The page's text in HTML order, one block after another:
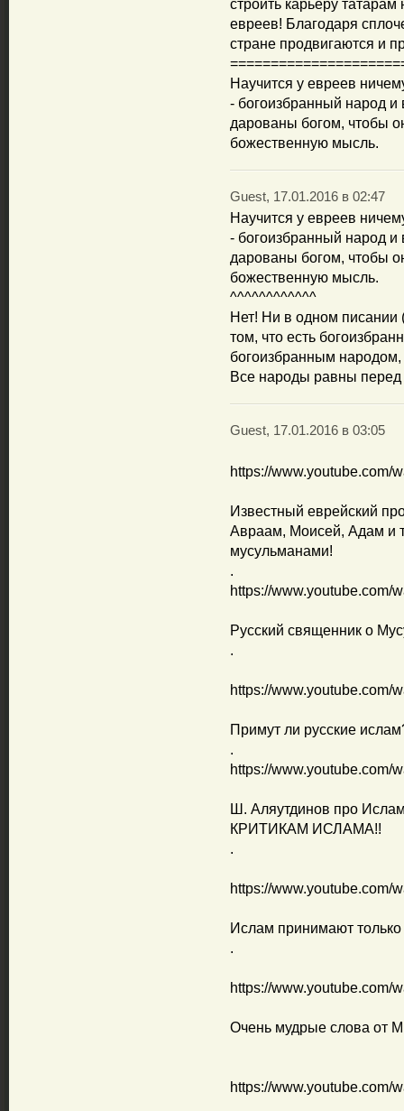
строить карьеру татарам
евреев! Благодаря
стране продвигаются и
Научится у евреев
- богоизбранный народ и
дарованы богом, чтобы
божественную мысль.
Guest, 17.01.2016 в 02:47
Научится у евреев
- богоизбранный народ и
дарованы богом, чтобы
божественную мысль.
^^^^^^^^^^^^
Нет! Ни в одном писании
том, что есть
богоизбранным народом,
Все народы равны перед
Guest, 17.01.2016 в 03:05
https://www.youtube.com/
Известный еврейский
Авраам, Моисей, Адам и
мусульманами!
.
https://www.youtube.com/
Русский священник о
.
https://www.youtube.com/
Примут ли русские
.
https://www.youtube.com/
Ш. Аляутдинов про
КРИТИКАМ ИСЛАМА!!
.
https://www.youtube.com/
Ислам принимают
.
https://www.youtube.com/
Очень мудрые слова от
https://www.youtube.com/